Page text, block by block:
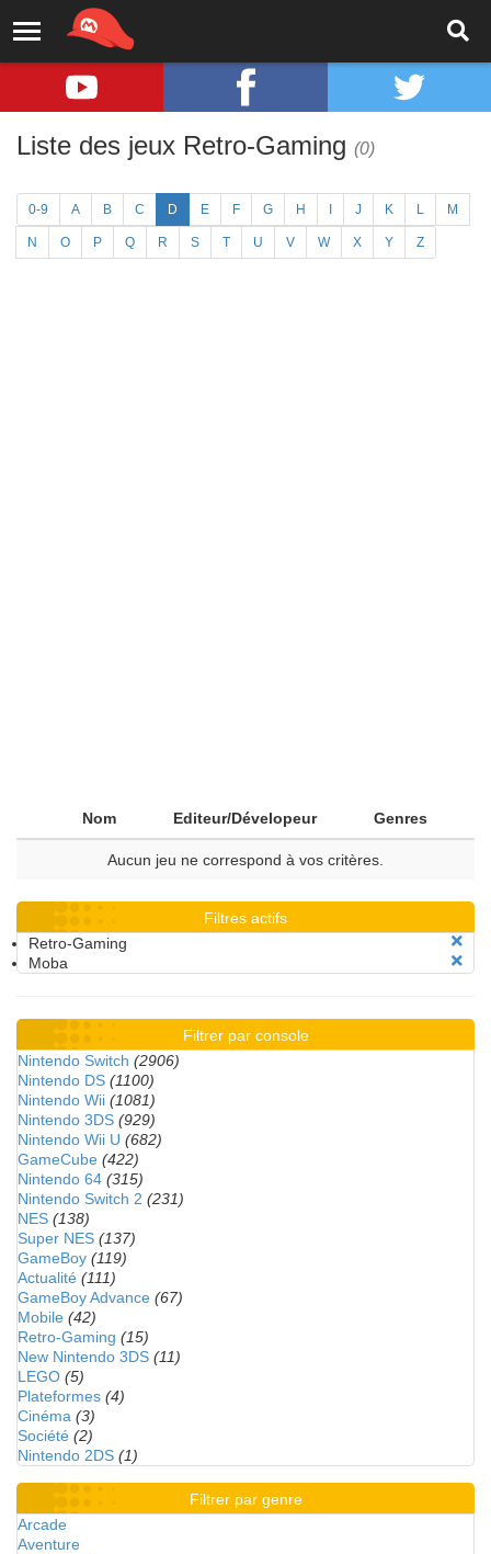
Liste des jeux Retro-Gaming (0)
0-9 A B C D E F G H J K L M
N O P Q R S T U V W X Y Z
Nom Editeur/Dévelopeur Genres
Aucun jeu ne correspond à vos critères.
Filtres actifs
Retro-Gaming
Moba
Filtrer par console
Nintendo Switch (2906)
Nintendo DS (1100)
Nintendo Wii (1081)
Nintendo 3DS (929)
Nintendo Wii U (682)
GameCube (422)
Nintendo 64 (315)
Nintendo Switch 2 (231)
NES (138)
Super NES (137)
GameBoy (119)
Actualité (111)
GameBoy Advance (67)
Mobile (42)
Retro-Gaming (15)
New Nintendo 3DS (11)
LEGO (5)
Plateformes (4)
Cinéma (3)
Société (2)
Nintendo 2DS (1)
Filtrer par genre
Arcade
Aventure